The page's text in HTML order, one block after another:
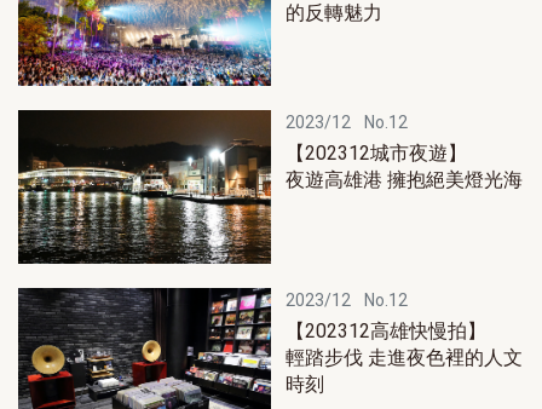
的反轉魅力
2023/12 No.12
【202312城市夜遊】
夜遊高雄港 擁抱絕美燈光海
2023/12 No.12
【202312高雄快慢拍】
輕踏步伐 走進夜色裡的人文
時刻